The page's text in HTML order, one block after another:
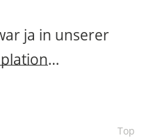
ja in unserer
…
Top